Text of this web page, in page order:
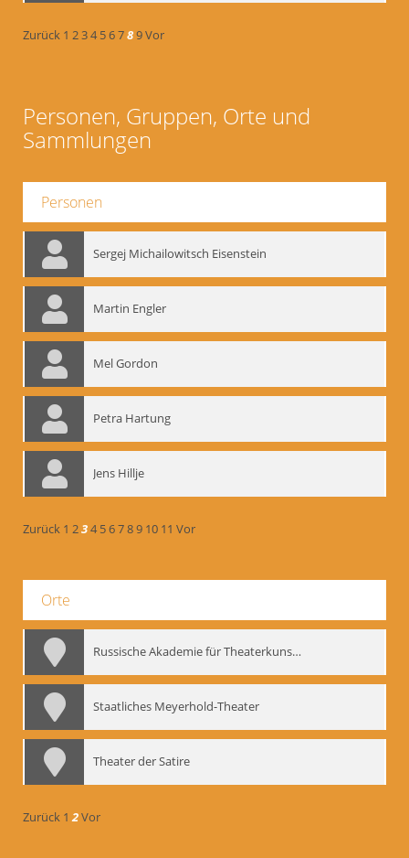
Zurück 1 234 56789Vor
Personen, Gruppen, Orte und
Sammlungen
Personen
Sergej Michailowitsch Eisenstein
Martin Engler
Mel Gordon
Petra Hartung
Jens Hillje
Zurück 1 234 56789 10 11 Vor
Orte
Russische Akademie für Theaterkunst – GITIS
Staatliches Meyerhold-Theater
Theater der Satire
Zurück 1 2Vor